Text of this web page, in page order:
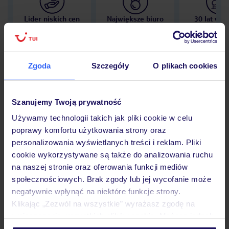
Zgoda Szczegóły O plikach cookies
Szanujemy Twoją prywatność
Używamy technologii takich jak pliki cookie w celu
poprawy komfortu użytkowania strony oraz
personalizowania wyświetlanych treści i reklam. Pliki
cookie wykorzystywane są także do analizowania ruchu
na naszej stronie oraz oferowania funkcji mediów
społecznościowych. Brak zgody lub jej wycofanie może
negatywnie wpłynąć na niektóre funkcje strony.
Klikając „Zezwól na wszystkie” wyrażasz zgodę na
Lider niskich cen
Największe biuro
30 lat w
Opinie
Pokoje
Wyżywienie